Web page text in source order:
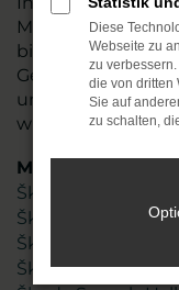
Mitarbeiterinnen
bieten Ihnen
und
wünschen.
Modelle
Škoda Fabia Halle
Škoda Karoq Halle
Škoda Kodiaq
Škoda Octavia
Diese
Webseite zu
zu
die von dritten
Sie auf
zu schalten,